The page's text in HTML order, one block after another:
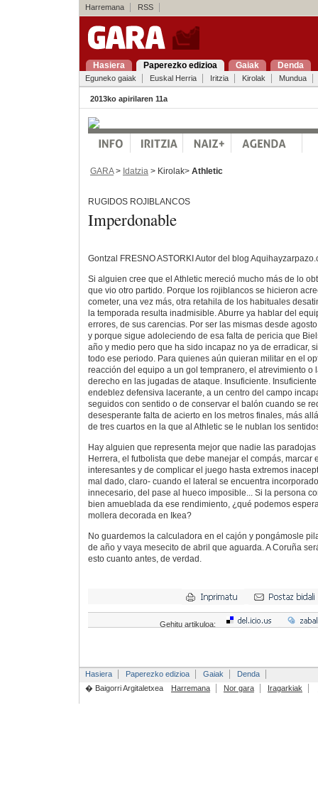
Harremana RSS
Hasiera Paperezko edizioa Gaiak Denda
Eguneko gaiak Euskal Herria Iritzia Kirolak Mundua
2013ko apirilaren 11a
GARA> Idatzia > Kirolak> Athletic
RUGIDOS ROJIBLANCOS
Imperdonable
Gontzal FRESNO ASTORKI Autor del blog
Si alguien cree que el Athletic mereció mucho más de lo
que vio otro partido. Porque los rojiblancos se hicieron
cometer, una vez más, otra retahila de los habituales
la temporada resulta inadmisible. Aburre ya hablar del
errores, de sus carencias. Por ser las mismas desde
y porque sigue adoleciendo de esa falta de pericia que
año y medio pero que ha sido incapaz no ya de erradicar,
todo ese periodo. Para quienes aún quieran militar en el
reacción del equipo a un gol tempranero, el atrevimiento o
derecho en las jugadas de ataque. Insuficiente.
endeblez defensiva lacerante, a un centro del campo
seguidos con sentido o de conservar el balón cuando se
desesperante falta de acierto en los metros finales, más
de tres cuartos en la que al Athletic se le nublan los
Hay alguien que representa mejor que nadie las
Herrera, el futbolista que debe manejar el compás, marcar
interesantes y de complicar el juego hasta extremos
mal dado, claro- cuando el lateral se encuentra
innecesario, del pase al hueco imposible... Si la persona
bien amueblada da ese rendimiento, ¿qué podemos
mollera decorada en Ikea?
No guardemos la calculadora en el cajón y pongámosle
de año y vaya mesecito de abril que aguarda. A Coruña
esto cuanto antes, de verdad.
Gehitu artikuloa:
Hasiera Paperezko edizioa Gaiak
Denda
� Baigorri Argitaletxea
Harremana Nor gara Iragarkiak